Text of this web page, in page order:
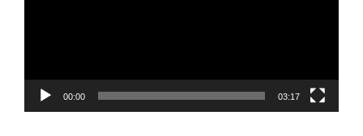
00:00 03:17